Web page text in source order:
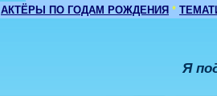
АКТЁРЫ ПО ГОДАМ РОЖДЕНИЯ *
Я